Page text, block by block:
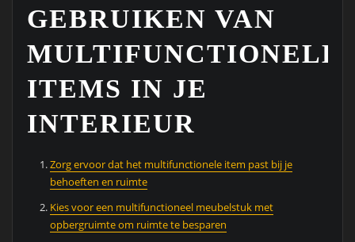
GEBRUIKEN VAN
MULTIFUNCTIONELE
ITEMS IN JE
INTERIEUR
Zorg ervoor dat het multifunctionele item past bij je
behoeften en ruimte
Kies voor een multifunctioneel meubelstuk met
opbergruimte om ruimte te besparen